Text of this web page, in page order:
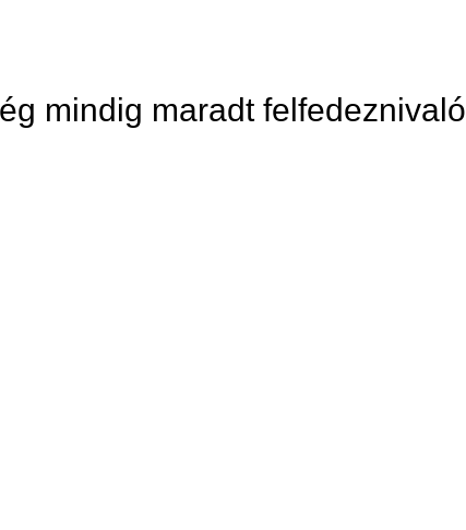
mindig maradt felfedeznivaló